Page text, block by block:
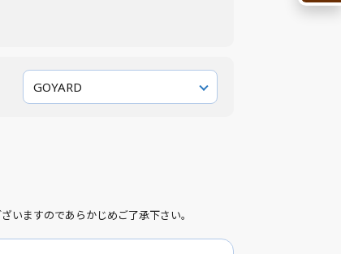
GOYARD
いますのであらかじめご了承下さい。